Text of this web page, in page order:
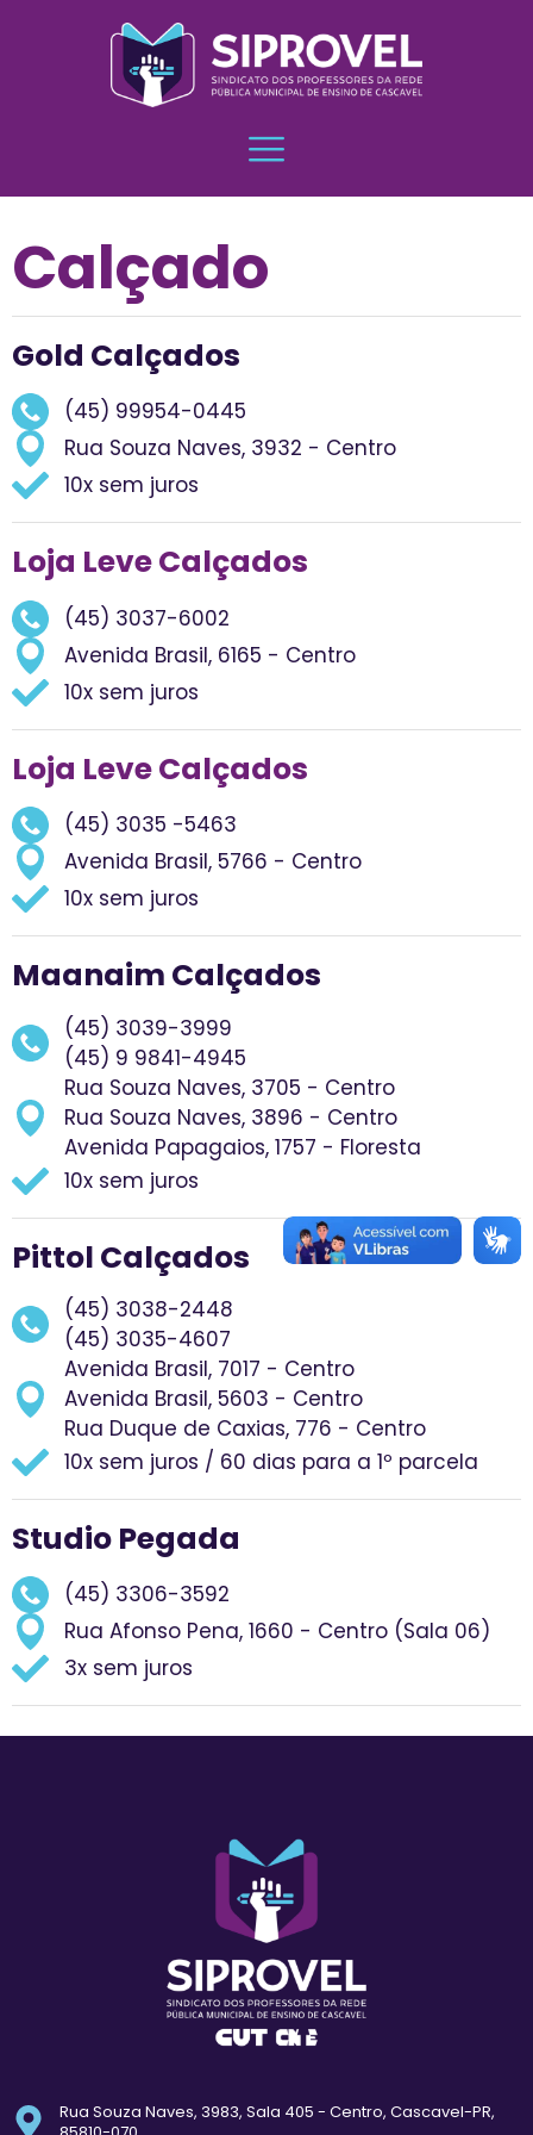
Calçado
Gold Calçados
(45) 99954-0445
Rua Souza Naves, 3932 - Centro
10x sem juros
Loja Leve Calçados
(45) 3037-6002
Avenida Brasil, 6165 - Centro
10x sem juros
Loja Leve Calçados
(45) 3035 -5463
Avenida Brasil, 5766 - Centro
10x sem juros
Maanaim Calçados
(45) 3039-3999
(45) 9 9841-4945
Rua Souza Naves, 3705 - Centro
Rua Souza Naves, 3896 - Centro
Avenida Papagaios, 1757 - Floresta
10x sem juros
Pittol Calçados
(45) 3038-2448
(45) 3035-4607
Avenida Brasil, 7017 - Centro
Avenida Brasil, 5603 - Centro
Rua Duque de Caxias, 776 - Centro
10x sem juros / 60 dias para a 1º parcela
Studio Pegada
(45) 3306-3592
Rua Afonso Pena, 1660 - Centro (Sala 06)
3x sem juros
Rua Souza Naves, 3983, Sala 405 - Centro, Cascavel-PR,